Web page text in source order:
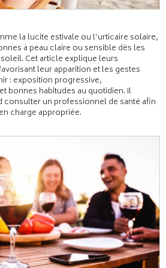
la lucite estivale ou l’urticaire solaire,
à peau claire ou sensible dès les
Cet article explique leurs
leur apparition et les gestes
: exposition progressive,
bonnes habitudes au quotidien. Il
consulter un professionnel de santé afin
charge appropriée.